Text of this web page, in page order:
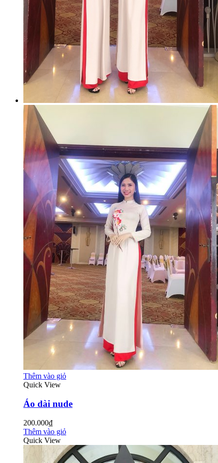
Thêm vào giỏ
Quick View
Áo dài nude
200.000₫
Thêm vào giỏ
Quick View